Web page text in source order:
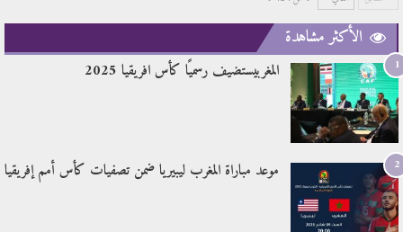
الأكثر مشاهدة
1 المغربيستضيف رسميًا كأس افريقيا 2025
2 موعد مباراة المغرب ليبيريا ضمن تصفيات كأس أمم إفريقيا